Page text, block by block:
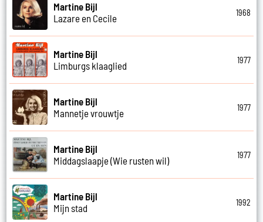
Martine Bijl
Lazare en Cecile
1968
Martine Bijl
Limburgs klaaglied
1977
Martine Bijl
Mannetje vrouwtje
1977
Martine Bijl
Middagslaapje (Wie rusten wil)
1977
Martine Bijl
Mijn stad
1992